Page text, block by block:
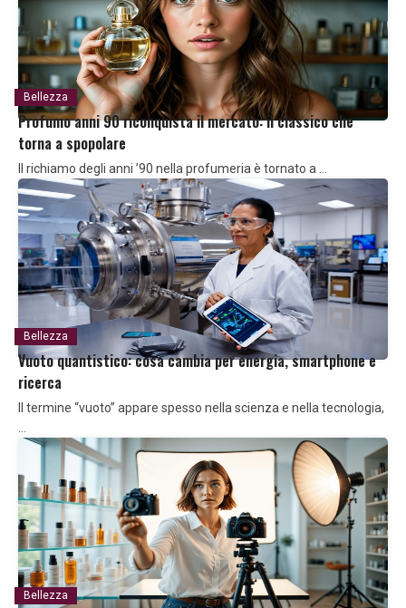
Bellezza
Profumo anni 90 riconquista il mercato: il classico che
torna a spopolare
Il richiamo degli anni ’90 nella profumeria è tornato a …
Bellezza
Vuoto quantistico: cosa cambia per energia, smartphone e
ricerca
Il termine “vuoto” appare spesso nella scienza e nella tecnologia,
Bellezza